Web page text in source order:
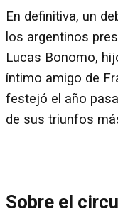
En definitiva, un
los argentinos
Lucas Bonomo,
íntimo amigo de
festejó el año
de sus triunfos
Sobre el